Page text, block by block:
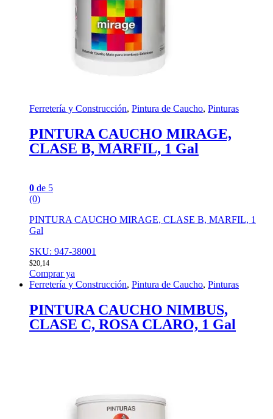
Ferretería y Construcción, Pintura de Caucho, Pinturas
PINTURA CAUCHO MIRAGE,
CLASE B, MARFIL, 1 Gal
0 de 5
(0)
PINTURA CAUCHO MIRAGE, CLASE B, MARFIL, 1
Gal
SKU: 947-38001
$20,14
Comprar ya
Ferretería y Construcción, Pintura de Caucho, Pinturas
PINTURA CAUCHO NIMBUS,
CLASE C, ROSA CLARO, 1 Gal